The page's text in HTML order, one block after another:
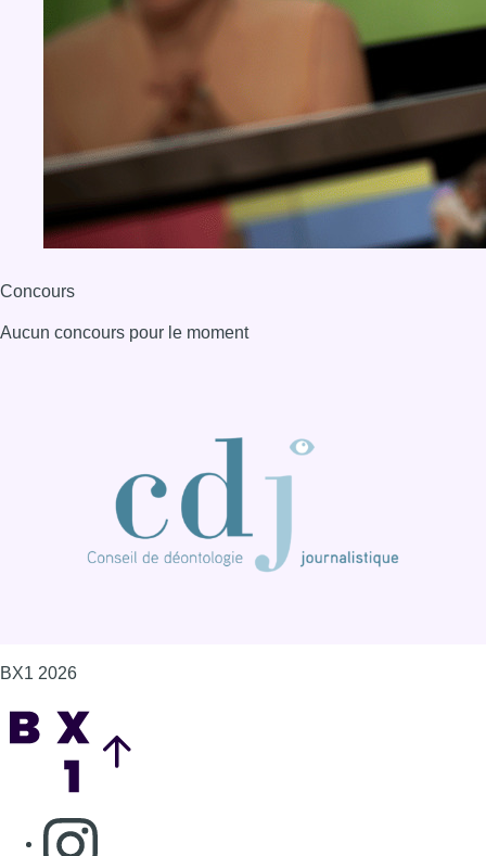
Concours
Aucun concours pour le moment
BX1 2026
Consulter page Instagram